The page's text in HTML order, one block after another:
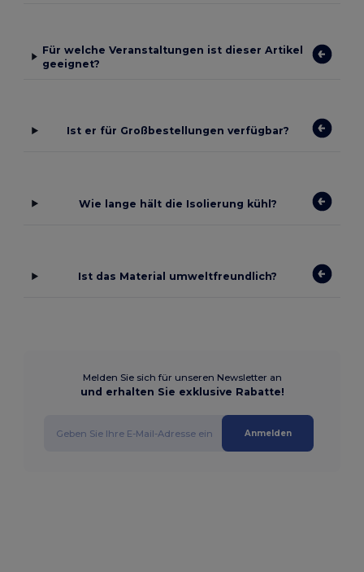
Für welche Veranstaltungen ist dieser Artikel
geeignet?
Ist er für Großbestellungen verfügbar?
Wie lange hält die Isolierung kühl?
Ist das Material umweltfreundlich?
Melden Sie sich für unseren Newsletter an
und erhalten Sie exklusive Rabatte!
Anmelden